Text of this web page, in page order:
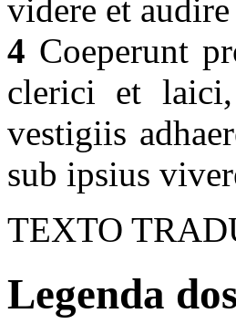
videre et
4 Coeperunt
clerici et
vestigiis
sub ipsius
TEXTO
Legenda